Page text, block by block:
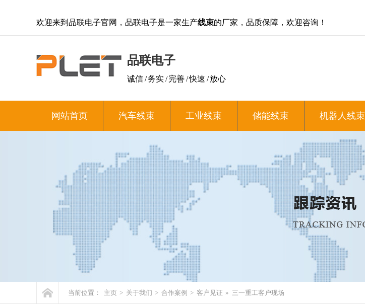
欢迎来到品联电子官网，品联电子是一家生产线束的厂家，品质保障，欢迎咨询！
品联电子
诚信 / 务实 / 完善 / 快速 / 放心
网站首页 汽车线束 工业线束 储能线束 机器人线束
当前位置： 主页 > 关于我们 > 合作案例 > 客户见证 » 三一重工客户现场